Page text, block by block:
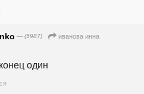
— (5987)
иванова инна
один